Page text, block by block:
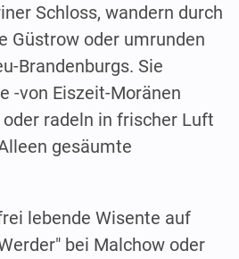
Schloss, wandern durch
Güstrow oder umrunden
Brandenburgs. Sie
-von Eiszeit-Moränen
radeln in frischer Luft
gesäumte
lebende Wisente auf
bei Malchow oder